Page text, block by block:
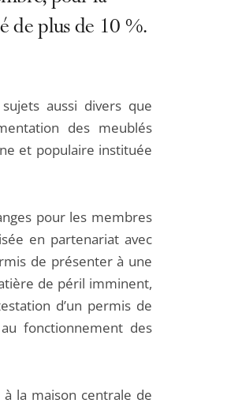
de plus de 10 %.
aussi divers que
des meublés
et populaire instituée
pour les membres
en partenariat avec
de présenter à une
de péril imminent,
d’un permis de
fonctionnement des
la maison centrale de